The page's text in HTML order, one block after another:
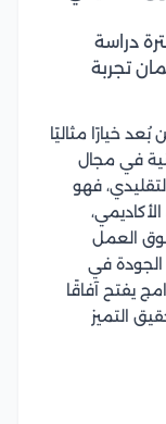
دراسة
تجربة
خيارًا مثاليًا
في مجال
فهو
العمل
الجودة في
يفتح آفاقًا
التميز